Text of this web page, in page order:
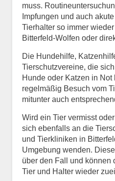
muss.
Impfungen und auch
Tierhalter so immer
Bitterfeld-Wolfen oder
Die Hundehilfe,
Tierschutzvereine, die
Hunde oder Katzen in Not
regelmäßig Besuch vom
mitunter auch
Wird ein Tier vermisst
sich ebenfalls an die
und Tierkliniken in
Umgebung wenden.
über den Fall und können
Tier und Halter wieder